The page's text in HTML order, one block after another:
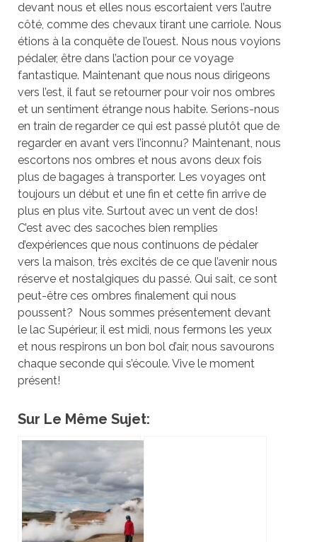
devant nous et elles nous escortaient vers l’autre
côté, comme des chevaux tirant une carriole. Nous
étions à la conquête de l’ouest. Nous nous voyions
pédaler, être dans l’action pour ce voyage
fantastique. Maintenant que nous nous dirigeons
vers l’est, il faut se retourner pour voir nos ombres
et un sentiment étrange nous habite. Serions-nous
en train de regarder ce qui est passé plutôt que de
regarder en avant vers l’inconnu? Maintenant, nous
escortons nos ombres et nous avons deux fois
plus de bagages à transporter. Les voyages ont
toujours un début et une fin et cette fin arrive de
plus en plus vite. Surtout avec un vent de dos!
C’est avec des sacoches bien remplies
d’expériences que nous continuons de pédaler
vers la maison, très excités de ce que l’avenir nous
réserve et nostalgiques du passé. Qui sait, ce sont
peut-être ces ombres finalement qui nous
poussent? Nous sommes présentement devant
le lac Supérieur, il est midi, nous fermons les yeux
et nous respirons un bon bol d’air, nous savourons
chaque seconde qui s’écoule. Vive le moment
présent!
Sur Le Même Sujet: